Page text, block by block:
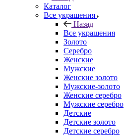
Каталог
Все украшения
Назад
Все украшения
Золото
Серебро
Женские
Мужские
Женские золото
Мужские-золото
Женские серебро
Мужские серебро
Детские
Детские золото
Детские серебро